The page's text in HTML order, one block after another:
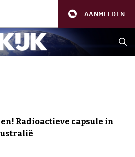
AANMELDEN
Radioactieve capsule in